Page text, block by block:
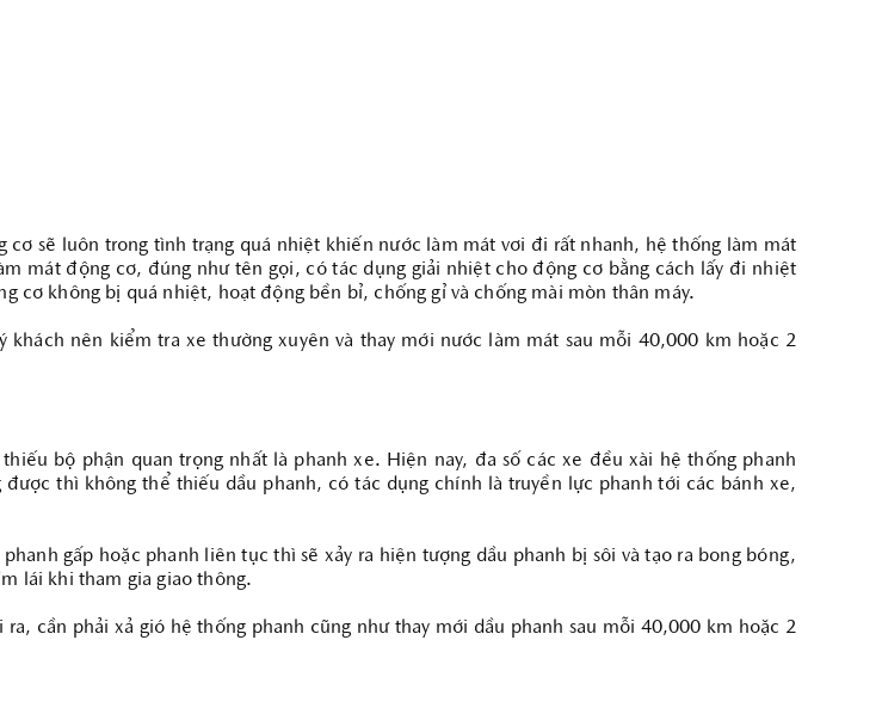
sẽ luôn trong tình trạng quá nhiệt khiến nước làm mát vơi đi rất nhanh, hệ thống làm mát
mát động cơ, đúng như tên gọi, có tác dụng giải nhiệt cho động cơ bằng cách lấy đi nhiệt
cơ không bị quá nhiệt, hoạt động bền bỉ, chống gỉ và chống mài mòn thân máy.
nên kiểm tra xe thường xuyên và thay mới nước làm mát sau mỗi 40,000 km hoặc 2
bộ phận quan trọng nhất là phanh xe. Hiện nay, đa số các xe đều xài hệ thống phanh
thì không thể thiếu dầu phanh, có tác dụng chính là truyền lực phanh tới các bánh xe,
gấp hoặc phanh liên tục thì sẽ xảy ra hiện tượng dầu phanh bị sôi và tạo ra bong bóng,
lái khi tham gia giao thông.
cần phải xả gió hệ thống phanh cũng như thay mới dầu phanh sau mỗi 40,000 km hoặc 2